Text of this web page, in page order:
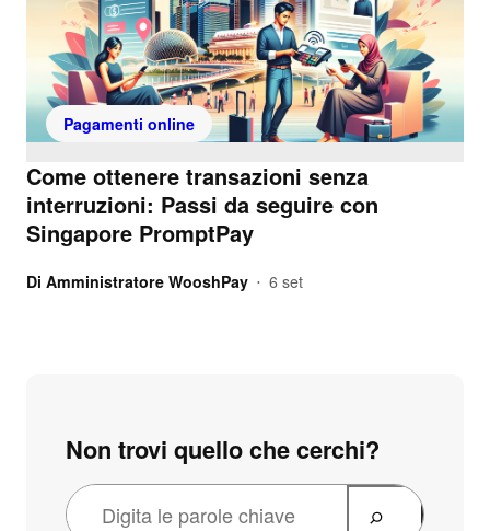
Pagamenti online
Come ottenere transazioni senza
interruzioni: Passi da seguire con
Singapore PromptPay
Di Amministratore WooshPay • 6 set
Non trovi quello che cerchi?